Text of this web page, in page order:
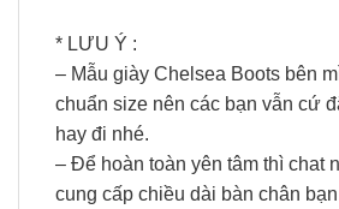
* LƯU Ý :
– Mẫu giày Chelsea Boots bên
chuẩn size nên các bạn vẫn cứ
hay đi nhé.
– Để hoàn toàn yên tâm thì chat
cung cấp chiều dài bàn chân